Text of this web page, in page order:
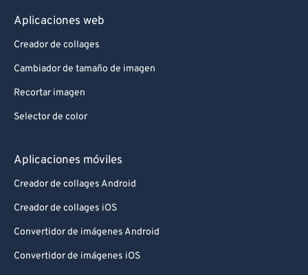
Aplicaciones web
Creador de collages
Cambiador de tamaño de imagen
Recortar imagen
Selector de color
Aplicaciones móviles
Creador de collages Android
Creador de collages iOS
Convertidor de imágenes Android
Convertidor de imágenes iOS